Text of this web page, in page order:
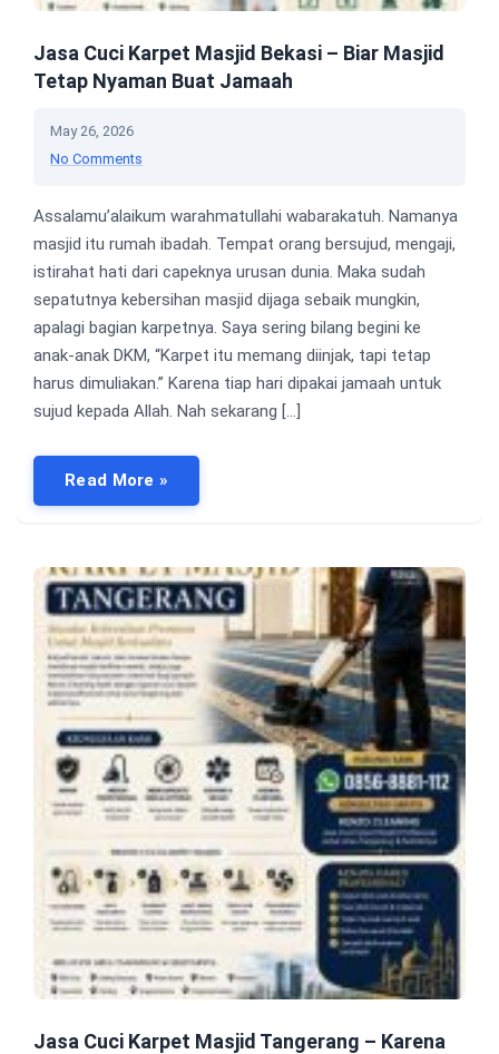
Jasa Cuci Karpet Masjid Bekasi – Biar Masjid
Tetap Nyaman Buat Jamaah
May 26, 2026
No Comments
Assalamu’alaikum warahmatullahi wabarakatuh. Namanya
masjid itu rumah ibadah. Tempat orang bersujud, mengaji,
istirahat hati dari capeknya urusan dunia. Maka sudah
sepatutnya kebersihan masjid dijaga sebaik mungkin,
apalagi bagian karpetnya. Saya sering bilang begini ke
anak-anak DKM, “Karpet itu memang diinjak, tapi tetap
harus dimuliakan.” Karena tiap hari dipakai jamaah untuk
sujud kepada Allah. Nah sekarang […]
Read More »
Jasa Cuci Karpet Masjid Tangerang – Karena